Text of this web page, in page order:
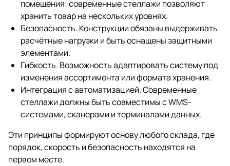
помещения: современные стеллажи позволяют
хранить товар на нескольких уровнях.
Безопасность. Конструкции обязаны выдерживать
расчётные нагрузки и быть оснащены защитными
элементами.
Гибкость. Возможность адаптировать систему под
изменения ассортимента или формата хранения.
Интеграция с автоматизацией. Современные
стеллажи должны быть совместимы с WMS-
системами, сканерами и терминалами данных.
Эти принципы формируют основу любого склада, где
порядок, скорость и безопасность находятся на
первом месте.